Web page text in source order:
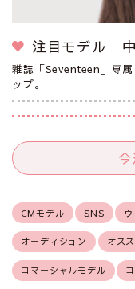
注目モデル
雑誌「Seventeen」専
ップ。
CMモデル SNS
オーディション オス
コマーシャルモデル